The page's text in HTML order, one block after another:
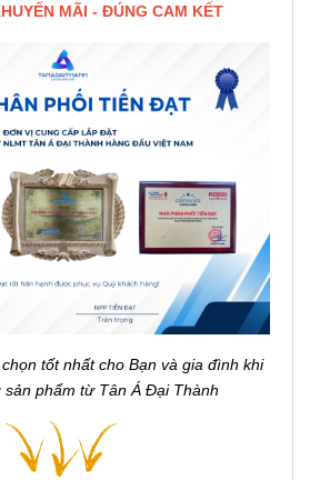
MÃI - ĐÚNG CAM KẾT
tốt nhất cho Bạn và gia đình khi
sản phẩm từ Tân Á Đại Thành